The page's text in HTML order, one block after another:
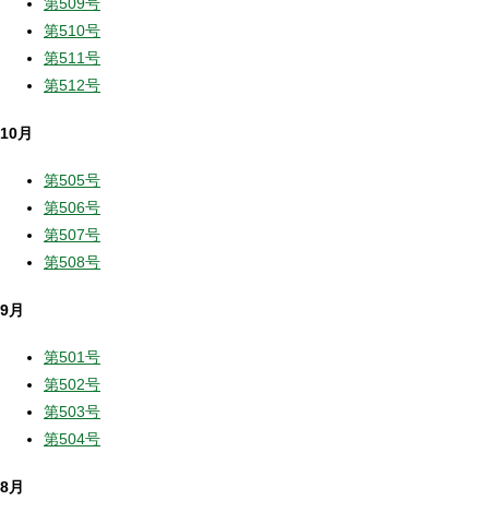
第510号
第511号
第512号
10月
第505号
第506号
第507号
第508号
9月
第501号
第502号
第503号
第504号
8月